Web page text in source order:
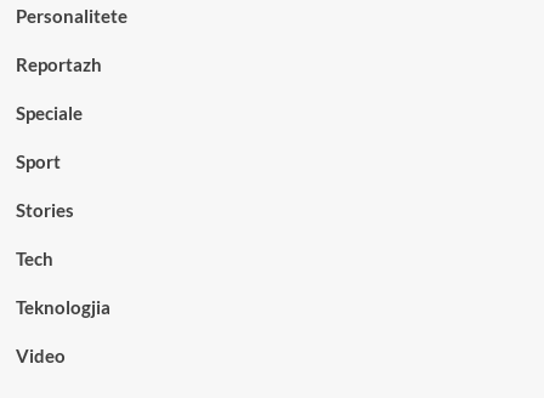
Personalitete
Reportazh
Speciale
Sport
Stories
Tech
Teknologjia
Video